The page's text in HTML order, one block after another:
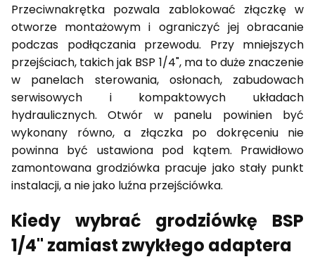
Przeciwnakrętka pozwala zablokować złączkę w
otworze montażowym i ograniczyć jej obracanie
podczas podłączania przewodu. Przy mniejszych
przejściach, takich jak BSP 1/4", ma to duże znaczenie
w panelach sterowania, osłonach, zabudowach
serwisowych i kompaktowych układach
hydraulicznych. Otwór w panelu powinien być
wykonany równo, a złączka po dokręceniu nie
powinna być ustawiona pod kątem. Prawidłowo
zamontowana grodziówka pracuje jako stały punkt
instalacji, a nie jako luźna przejściówka.
Kiedy wybrać grodziówkę BSP
1/4" zamiast zwykłego adaptera